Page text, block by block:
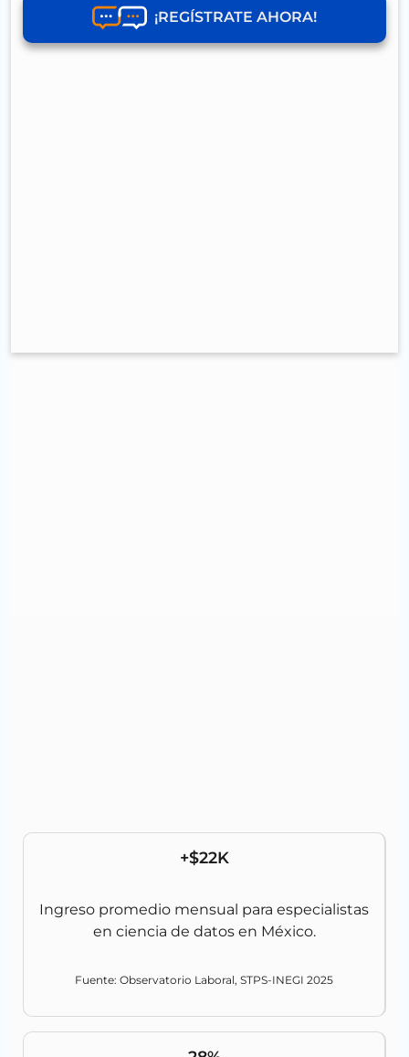
¡REGÍSTRATE AHORA!
+$22K
Ingreso promedio mensual para especialistas
en ciencia de datos en México.
Fuente: Observatorio Laboral, STPS-INEGI 2025